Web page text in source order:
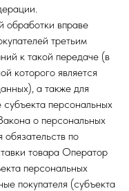
обработки вправе
третьим
к такой передаче (в
которого является
а также для
персональных
о персональных
по
товара Оператор
персональных
покупателя (субъекта